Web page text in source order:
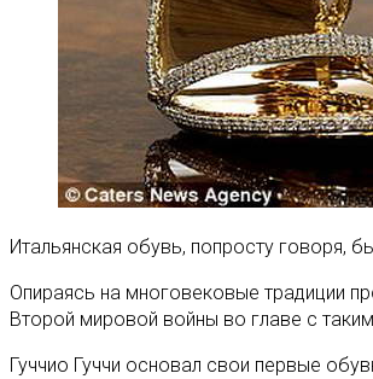
Итальянская обувь, попросту говоря,
Опираясь на многовековые традиции
Второй мировой войны во главе с
Гуччио Гуччи основал свои первые